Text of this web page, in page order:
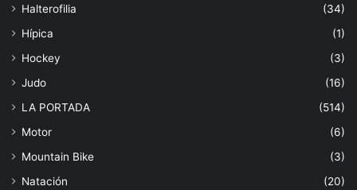
Halterofilia
(34)
Hípica
(1)
Hockey
(3)
Judo
(16)
LA PORTADA
(514)
Motor
(6)
Mountain Bike
(3)
Natación
(20)